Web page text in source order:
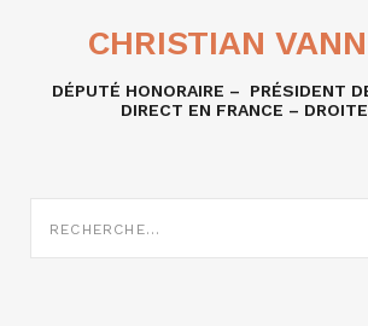
CHRISTIAN
DÉPUTÉ HONORAIRE – PRÉSIDENT
DIRECT EN FRANCE –
SUR